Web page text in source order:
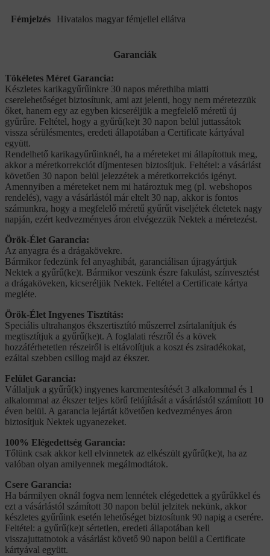
Fémjelzés Hivatalos magyar fémjellel ellátva
Garanciák
Tökéletes Méret Garancia:
Készletes karikagyűrűinkre 30 napos mérethiba miatti
cserelehetőséget biztosítunk, ami azt jelenti, hogy nem méretezzük
őket, hanem egy az egyben kicseréljük a megfelelő méretű új
gyűrűre. Feltétel, hogy a gyűrű(ke)t 30 napon belül juttassátok
vissza sérülésmentes, eredeti állapotában a Certificate kártyával
együtt.
Rendelhető karikagyűrűinknél, ha a méreteket mi állapítottuk meg,
akkor a méretkorrekciót díjmentesen biztosítjuk. Feltétel: a vásárlást
követően 30 napon belül jelezzétek a méretkorrekciós igényt.
Amennyiben a méreteket nem mi határoztuk meg (pl. webshopos
rendelés), vagy a vásárlástól már eltelt 30 nap, akkor is fontos
számunkra, hogy a megfelelő méretű gyűrűt viseljétek életetek nagy
napján, ezért kedvezményes áron elvégezzük Nektek a méretezést.
Örök-Élet Garancia:
Az anyagra és a drágakövekre.
Bármikor fedezünk fel anyaghibát, garanciálisan újragyártjuk
Nektek a gyűrű(ke)t. Bármikor veszünk észre fakulást, színvesztést
a drágaköveken, kicseréljük Nektek. Feltétel a Certificate kártya
megléte.
Örök-Élet Ingyenes Tisztítás:
Speciális ultrahangos ékszertisztító műszerrel zsírtalanítjuk és
megtisztítjuk a gyűrű(ke)t. A foglalati részről és a kövek
hozzáférhetetlen részeiről is eltávolítjuk a koszt és zsiradékokat,
ezáltal szebben csillog majd az ékszer.
Felület Garancia:
Vállaljuk a gyűrű(k) ingyenes karcmentesítését 3 alkalommal és 1
alkalommal az ékszer teljes körű felújítását a vásárlástól számított 10
éven belül. A garancia lejártát követően kedvezményes áron
biztosítjuk Nektek ugyanezeket.
100% Elégedettség Garancia:
Tőlünk csak akkor kell elvinnetek az elkészült gyűrű(ke)t, ha az
valóban olyan amilyennek megálmodtátok.
Csere Garancia:
Ha bármilyen oknál fogva nem lennétek elégedettek a gyűrűkkel és
ezt a vásárlástól számított 30 napon belül jelzitek nekünk, akkor
készletes gyűrűink esetén lehetőséget biztosítunk 90 napig a cserére.
Feltétel: a gyűrű(ke)t sértetlen, eredeti állapotában kell
visszajuttatnotok a vásárlást követő 90 napon belül a Certificate
kártyával együtt.